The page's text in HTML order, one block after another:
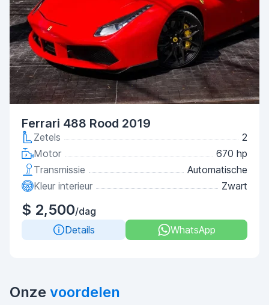
Ferrari 488 Rood 2019
Zetels
2
Motor
670 hp
Transmissie
Automatische
Kleur interieur
Zwart
$ 2,500/dag
Details
WhatsApp
Onze voordelen